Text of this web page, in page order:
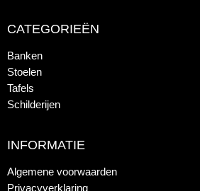
CATEGORIEËN
Banken
Stoelen
Tafels
Schilderijen
INFORMATIE
Algemene voorwaarden
Privacyverklaring